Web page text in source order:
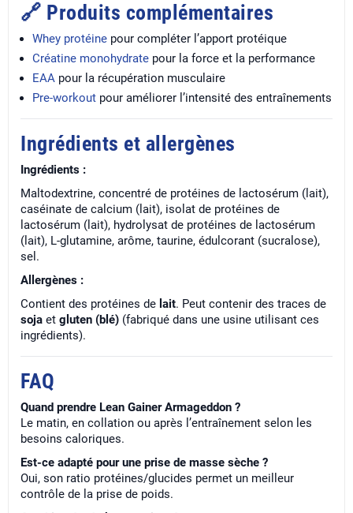
🔗 Produits complémentaires
Whey protéine pour compléter l’apport protéique
Créatine monohydrate pour la force et la performance
EAA pour la récupération musculaire
Pre-workout pour améliorer l’intensité des entraînements
Ingrédients et allergènes
Ingrédients :
Maltodextrine, concentré de protéines de lactosérum (lait),
caséinate de calcium (lait), isolat de protéines de
lactosérum (lait), hydrolysat de protéines de lactosérum
(lait), L-glutamine, arôme, taurine, édulcorant (sucralose),
sel.
Allergènes :
Contient des protéines de lait. Peut contenir des traces de
soja et gluten (blé) (fabriqué dans une usine utilisant ces
ingrédients).
FAQ
Quand prendre Lean Gainer Armageddon ?
Le matin, en collation ou après l’entraînement selon les
besoins caloriques.
Est-ce adapté pour une prise de masse sèche ?
Oui, son ratio protéines/glucides permet un meilleur
contrôle de la prise de poids.